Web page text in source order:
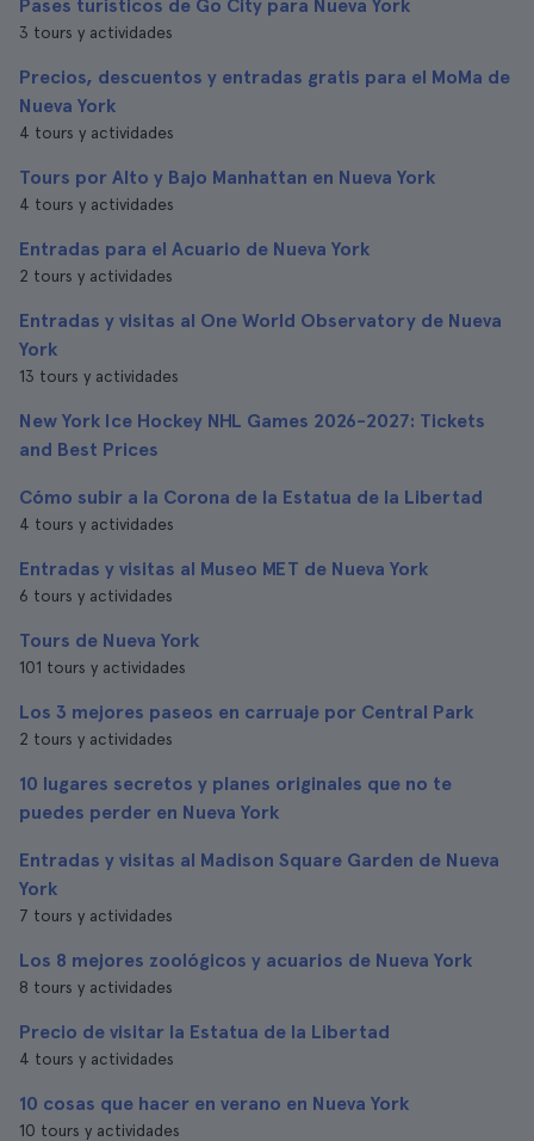
Pases turísticos de Go City para Nueva York
3 tours y actividades
Precios, descuentos y entradas gratis para el MoMa de
Nueva York
4 tours y actividades
Tours por Alto y Bajo Manhattan en Nueva York
4 tours y actividades
Entradas para el Acuario de Nueva York
2 tours y actividades
Entradas y visitas al One World Observatory de Nueva
York
13 tours y actividades
New York Ice Hockey NHL Games 2026-2027: Tickets
and Best Prices
Cómo subir a la Corona de la Estatua de la Libertad
4 tours y actividades
Entradas y visitas al Museo MET de Nueva York
6 tours y actividades
Tours de Nueva York
101 tours y actividades
Los 3 mejores paseos en carruaje por Central Park
2 tours y actividades
10 lugares secretos y planes originales que no te
puedes perder en Nueva York
Entradas y visitas al Madison Square Garden de Nueva
York
7 tours y actividades
Los 8 mejores zoológicos y acuarios de Nueva York
8 tours y actividades
Precio de visitar la Estatua de la Libertad
4 tours y actividades
10 cosas que hacer en verano en Nueva York
10 tours y actividades